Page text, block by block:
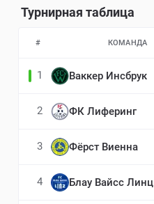
Турнирная таблица
# КОМАНДА
1 Ваккер Инсбрук
2 ФК Лиферинг
3 Фёрст Виенна
4 Блау Вайсс Линц